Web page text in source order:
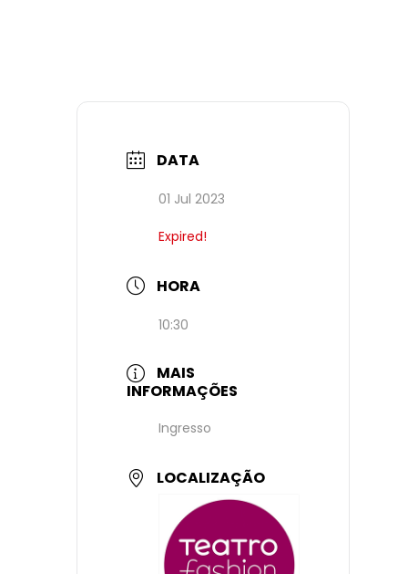
DATA
01 Jul 2023
Expired!
HORA
10:30
MAIS
INFORMAÇÕES
Ingresso
LOCALIZAÇÃO